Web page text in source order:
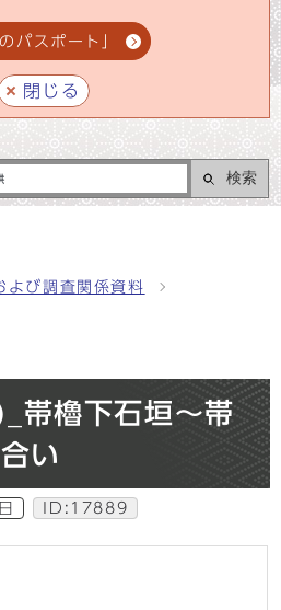
パスポート」
閉じる
検索
よび調査関係資料
櫓下石垣～帯
い
ID:17889